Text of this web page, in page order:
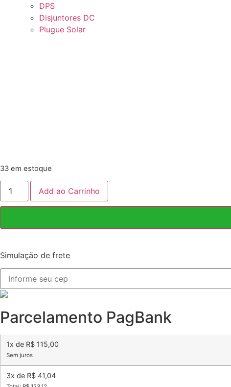
DPS
Disjuntores DC
Plugue Solar
33 em estoque
Dps
Dispositivo
Protetor
De
40ka
Add ao Carrinho
Simulação de frete
Parcelamento PagBank
1x de R$ 115,00
Sem juros
3x de R$ 41,04